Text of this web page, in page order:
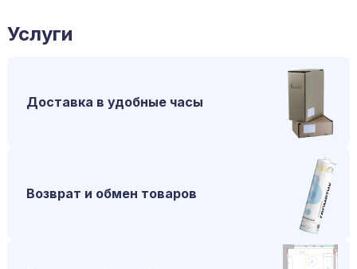
Услуги
Доставка в удобные часы
Возврат и обмен товаров